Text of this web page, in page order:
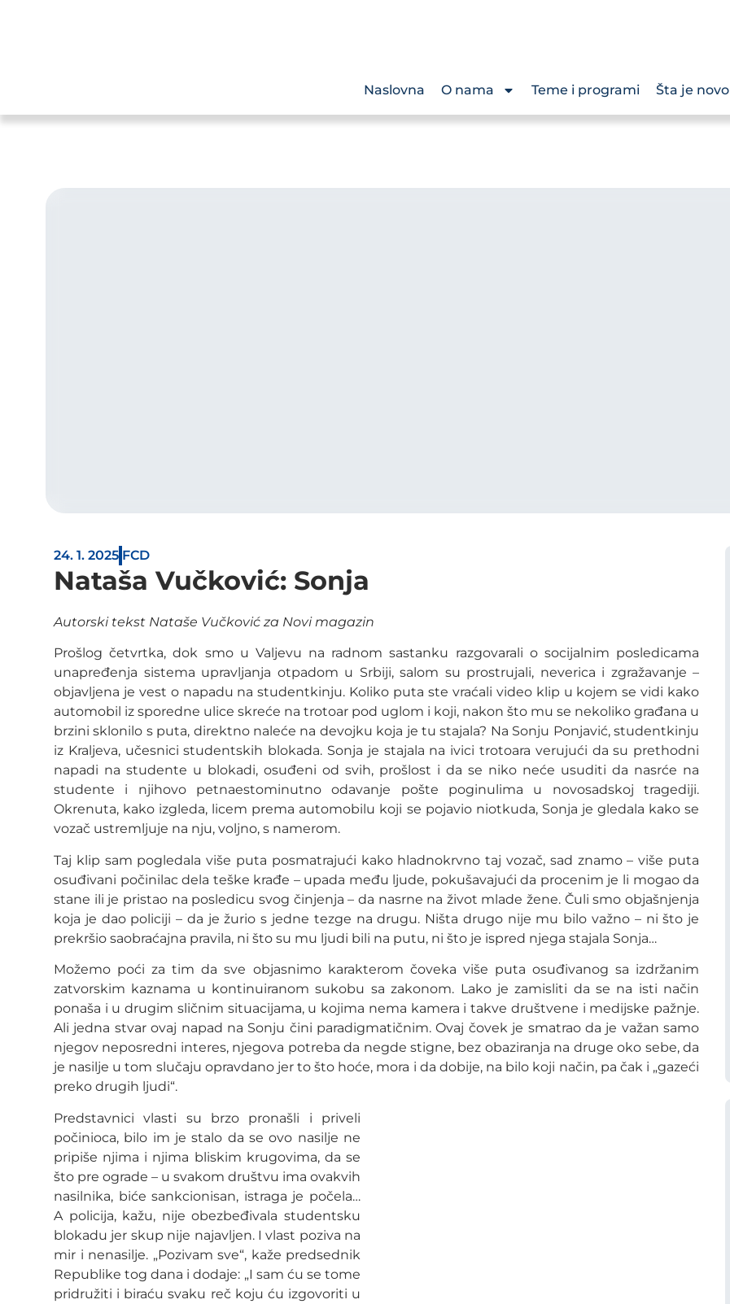
Naslovna O nama Teme i programi Šta je novo
24. 1. 2025 FCD
Nataša Vučković: Sonja
Autorski tekst Nataše Vučković za Novi magazin
Prošlog četvrtka, dok smo u Valjevu na radnom sastanku razgovarali o socijalnim posledicama
unapređenja sistema upravljanja otpadom u Srbiji, salom su prostrujali, neverica i zgražavanje –
objavljena je vest o napadu na studentkinju. Koliko puta ste vraćali video klip u kojem se vidi kako
automobil iz sporedne ulice skreće na trotoar pod uglom i koji, nakon što mu se nekoliko građana u
brzini sklonilo s puta, direktno naleće na devojku koja je tu stajala? Na Sonju Ponjavić, studentkinju
iz Kraljeva, učesnici studentskih blokada. Sonja je stajala na ivici trotoara verujući da su prethodni
napadi na studente u blokadi, osuđeni od svih, prošlost i da se niko neće usuditi da nasrće na
studente i njihovo petnaestominutno odavanje pošte poginulima u novosadskoj tragediji.
Okrenuta, kako izgleda, licem prema automobilu koji se pojavio niotkuda, Sonja je gledala kako se
vozač ustremljuje na nju, voljno, s namerom.
Taj klip sam pogledala više puta posmatrajući kako hladnokrvno taj vozač, sad znamo – više puta
osuđivani počinilac dela teške krađe – upada među ljude, pokušavajući da procenim je li mogao da
stane ili je pristao na posledicu svog činjenja – da nasrne na život mlade žene. Čuli smo objašnjenja
koja je dao policiji – da je žurio s jedne tezge na drugu. Ništa drugo nije mu bilo važno – ni što je
prekršio saobraćajna pravila, ni što su mu ljudi bili na putu, ni što je ispred njega stajala Sonja…
Možemo poći za tim da sve objasnimo karakterom čoveka više puta osuđivanog sa izdržanim
zatvorskim kaznama u kontinuiranom sukobu sa zakonom. Lako je zamisliti da se na isti način
ponaša i u drugim sličnim situacijama, u kojima nema kamera i takve društvene i medijske pažnje.
Ali jedna stvar ovaj napad na Sonju čini paradigmatičnim. Ovaj čovek je smatrao da je važan samo
njegov neposredni interes, njegova potreba da negde stigne, bez obaziranja na druge oko sebe, da
je nasilje u tom slučaju opravdano jer to što hoće, mora i da dobije, na bilo koji način, pa čak i „gazeći
preko drugih ljudi“.
Predstavnici vlasti su brzo pronašli i priveli
počinioca, bilo im je stalo da se ovo nasilje ne
pripiše njima i njima bliskim krugovima, da se
što pre ograde – u svakom društvu ima ovakvih
nasilnika, biće sankcionisan, istraga je počela…
A policija, kažu, nije obezbeđivala studentsku
blokadu jer skup nije najavljen. I vlast poziva na
mir i nenasilje. „Pozivam sve“, kaže predsednik
Republike tog dana i dodaje: „I sam ću se tome
pridružiti i biraću svaku reč koju ću izgovoriti u